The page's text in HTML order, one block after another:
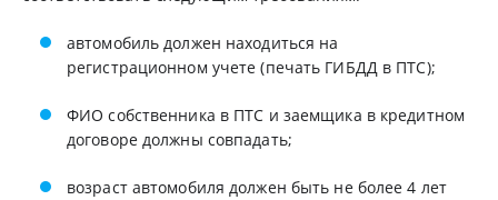
автомобиль должен находиться на
регистрационном учете (печать ГИБДД в ПТС);
ФИО собственника в ПТС и заемщика в кредитном
договоре должны совпадать;
возраст автомобиля должен быть не более 4 лет